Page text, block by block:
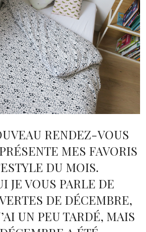
RENDEZ-VOUS
MES FAVORIS
DU MOIS.
JE VOUS PARLE DE
DE DÉCEMBRE,
UN PEU TARDÉ, MAIS